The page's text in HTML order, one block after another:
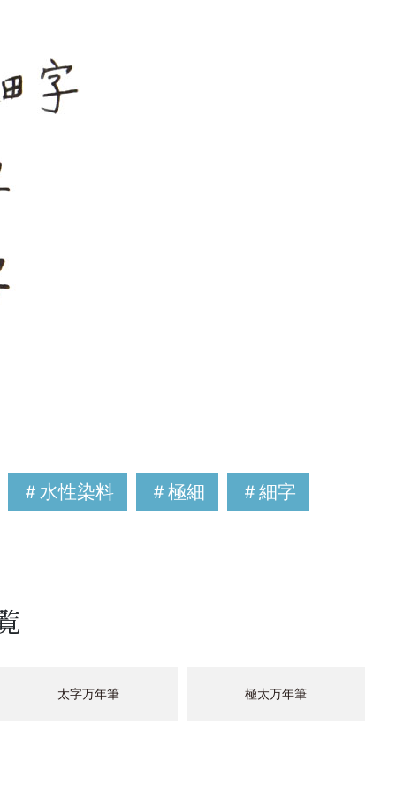
＃水性染料 ＃極細 ＃細字
太字万年筆 極太万年筆